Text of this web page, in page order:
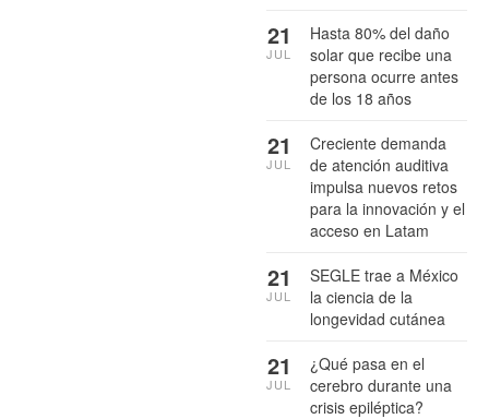
Hasta 80% del daño
solar que recibe una
persona ocurre antes
de los 18 años
21
JUL
Creciente demanda
de atención auditiva
impulsa nuevos retos
para la innovación y el
acceso en Latam
21
JUL
SEGLE trae a México
la ciencia de la
longevidad cutánea
21
JUL
¿Qué pasa en el
cerebro durante una
crisis epiléptica?
21
JUL